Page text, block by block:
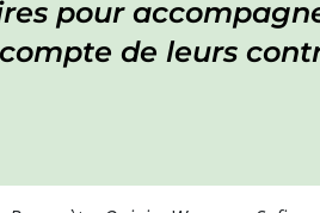
pour
de leurs